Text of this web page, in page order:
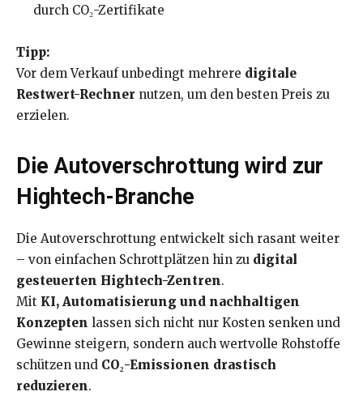
durch CO₂-Zertifikate
Tipp:
Vor dem Verkauf unbedingt mehrere digitale
Restwert-Rechner nutzen, um den besten Preis zu
erzielen.
Die Autoverschrottung wird zur
Hightech-Branche
Die Autoverschrottung entwickelt sich rasant weiter
– von einfachen Schrottplätzen hin zu digital
gesteuerten Hightech-Zentren.
Mit KI, Automatisierung und nachhaltigen
Konzepten lassen sich nicht nur Kosten senken und
Gewinne steigern, sondern auch wertvolle Rohstoffe
schützen und CO₂-Emissionen drastisch
reduzieren.